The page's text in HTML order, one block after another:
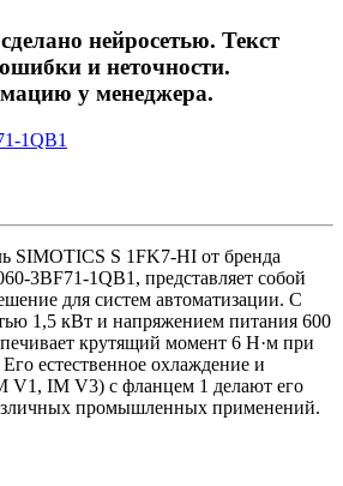
нейросетью. Текст
и неточности.
у менеджера.
SIMOTICS S 1FK7-HI от бренда
3BF71-1QB1, представляет собой
для систем автоматизации. С
1,5 кВт и напряжением питания 600
крутящий момент 6 Н·м при
естественное охлаждение и
V1, IM V3) с фланцем 1 делают его
промышленных применений.